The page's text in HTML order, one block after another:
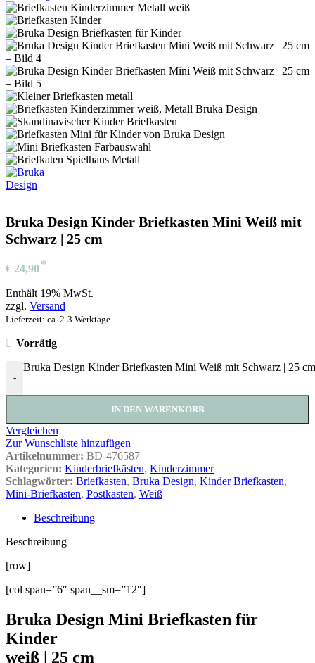
Bruka Design Kinder Briefkasten Mini Weiß mit
Schwarz | 25 cm
€ 24,90
Enthält 19% MwSt.
zzgl. Versand
Lieferzeit: ca. 2-3 Werktage
Vorrätig
-
Bruka Design Kinder Briefkasten Mini Weiß mit Schwarz | 25
IN DEN WARENKORB
Vergleichen
Zur Wunschliste hinzufügen
Artikelnummer: BD-476587
Kategorien: Kinderbriefkästen, Kinderzimmer
Schlagwörter: Briefkasten, Bruka Design, Kinder Briefkasten,
Mini-Briefkasten, Postkasten, Weiß
Beschreibung
Beschreibung
[row]
[col span=”6″ span__sm=”12″]
Bruka Design Mini Briefkasten für
Kinder
weiß | 25 cm